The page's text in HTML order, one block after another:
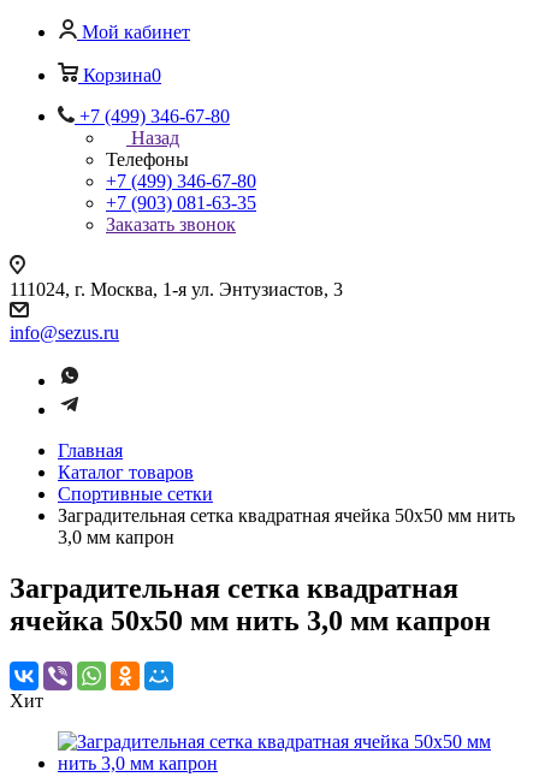
Мой кабинет
Корзина0
+7 (499) 346-67-80
Назад
Телефоны
+7 (499) 346-67-80
+7 (903) 081-63-35
Заказать звонок
111024, г. Москва, 1-я ул. Энтузиастов, 3
info@sezus.ru
Главная
Каталог товаров
Спортивные сетки
Заградительная сетка квадратная ячейка 50х50 мм нить
3,0 мм капрон
Заградительная сетка квадратная
ячейка 50х50 мм нить 3,0 мм капрон
Хит